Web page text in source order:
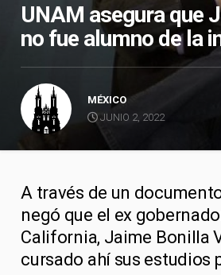
UNAM asegura que
no fue alumno de la
MÉXICO
JUNIO 2, 2022
A través de un
negó que el ex
California, Jaime Bonilla
cursado ahí sus estudios